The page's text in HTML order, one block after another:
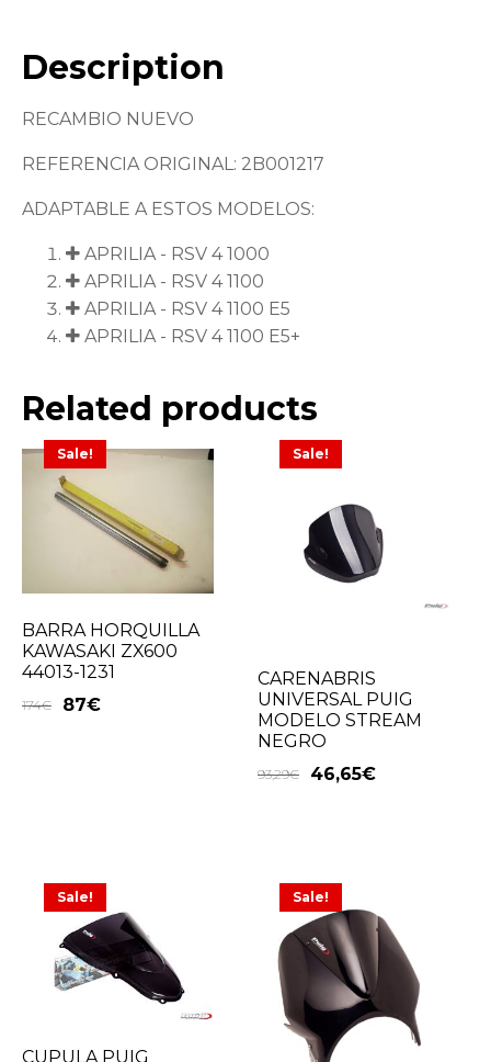
Description
RECAMBIO NUEVO
REFERENCIA ORIGINAL: 2B001217
ADAPTABLE A ESTOS MODELOS:
APRILIA - RSV 4 1000
APRILIA - RSV 4 1100
APRILIA - RSV 4 1100 E5
APRILIA - RSV 4 1100 E5+
Related products
Sale!
BARRA HORQUILLA
KAWASAKI ZX600
44013-1231
174€ 87€
Sale!
CARENABRIS
UNIVERSAL PUIG
MODELO STREAM
NEGRO
93,29€ 46,65€
Sale!
CUPULA PUIG
Sale!